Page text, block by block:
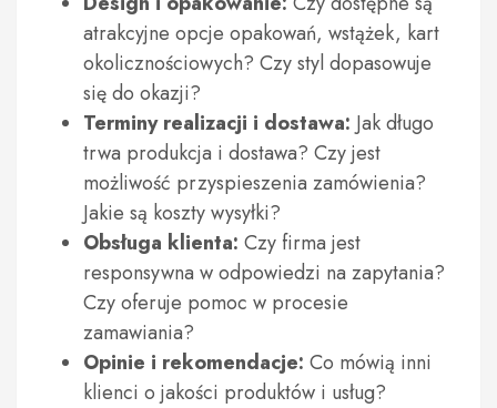
atrakcyjne opcje opakowań, wstążek, kart
okolicznościowych? Czy styl dopasowuje
się do okazji?
Terminy realizacji i dostawa: Jak długo
trwa produkcja i dostawa? Czy jest
możliwość przyspieszenia zamówienia?
Jakie są koszty wysyłki?
Obsługa klienta: Czy firma jest
responsywna w odpowiedzi na zapytania?
Czy oferuje pomoc w procesie
zamawiania?
Opinie i rekomendacje: Co mówią inni
klienci o jakości produktów i usług?